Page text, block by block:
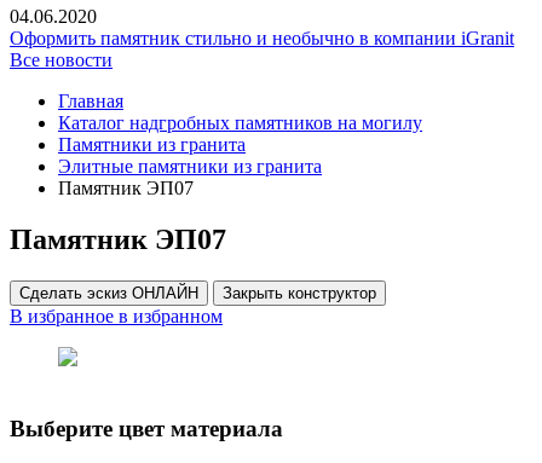
04.06.2020
Оформить памятник стильно и необычно в компании iGranit
Все новости
Главная
Каталог надгробных памятников на могилу
Памятники из гранита
Элитные памятники из гранита
Памятник ЭП07
Памятник ЭП07
Сделать эскиз ОНЛАЙН Закрыть конструктор
В избранное в избранном
Выберите цвет материала